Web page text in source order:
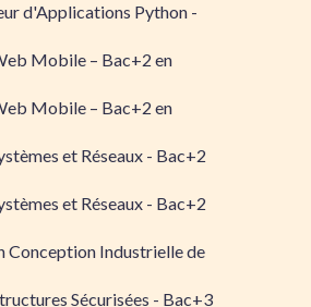
d'Applications Python -
Mobile – Bac+2 en
Mobile – Bac+2 en
et Réseaux - Bac+2
et Réseaux - Bac+2
Conception Industrielle de
Sécurisées - Bac+3